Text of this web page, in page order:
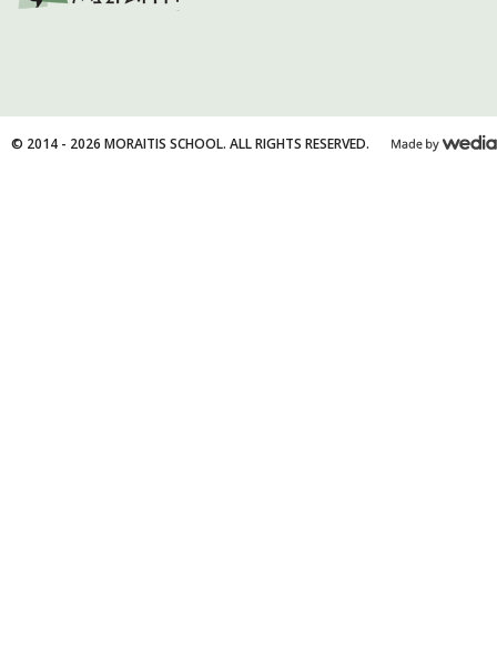
© 2014 - 2026 MORAITIS SCHOOL. ALL RIGHTS RESERVED.